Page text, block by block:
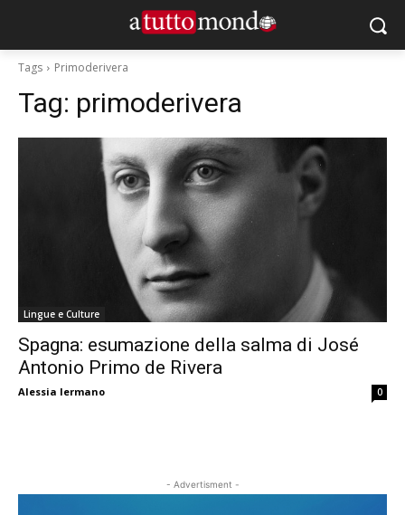
Tags Primoderivera
Tag: primoderivera
Lingue e Culture
Spagna: esumazione della salma di José
Antonio Primo de Rivera
Alessia Iermano 0
- Advertisment -